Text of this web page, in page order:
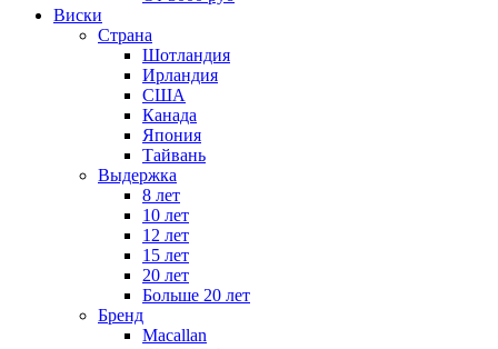
Виски
Страна
Шотландия
Ирландия
США
Канада
Япония
Тайвань
Выдержка
8 лет
10 лет
12 лет
15 лет
20 лет
Больше 20 лет
Бренд
Macallan